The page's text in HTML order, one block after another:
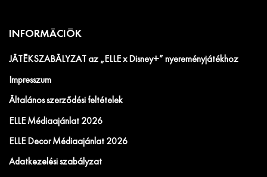
INFORMÁCIÓK
JÁTÉKSZABÁLYZAT az „ELLE x Disney+” nyereményjátékhoz
Impresszum
Általános szerződési feltételek
ELLE Médiaajánlat 2026
ELLE Decor Médiaajánlat 2026
Adatkezelési szabályzat